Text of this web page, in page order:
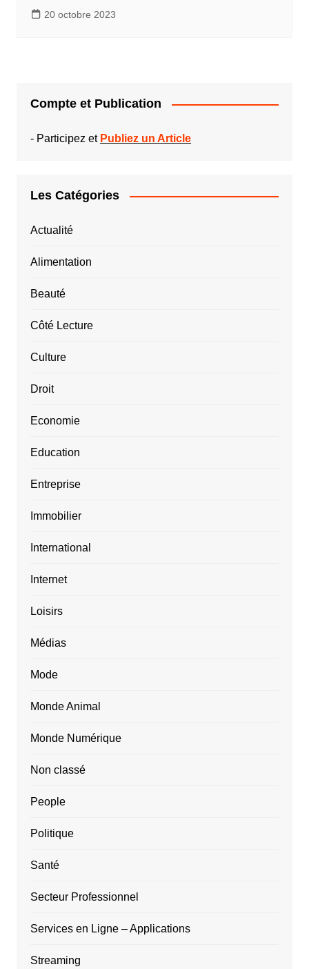
20 octobre 2023
Compte et Publication
- Participez et Publiez un Article
Les Catégories
Actualité
Alimentation
Beauté
Côté Lecture
Culture
Droit
Economie
Education
Entreprise
Immobilier
International
Internet
Loisirs
Médias
Mode
Monde Animal
Monde Numérique
Non classé
People
Politique
Santé
Secteur Professionnel
Services en Ligne – Applications
Streaming